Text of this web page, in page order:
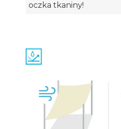
oczka tkaniny!